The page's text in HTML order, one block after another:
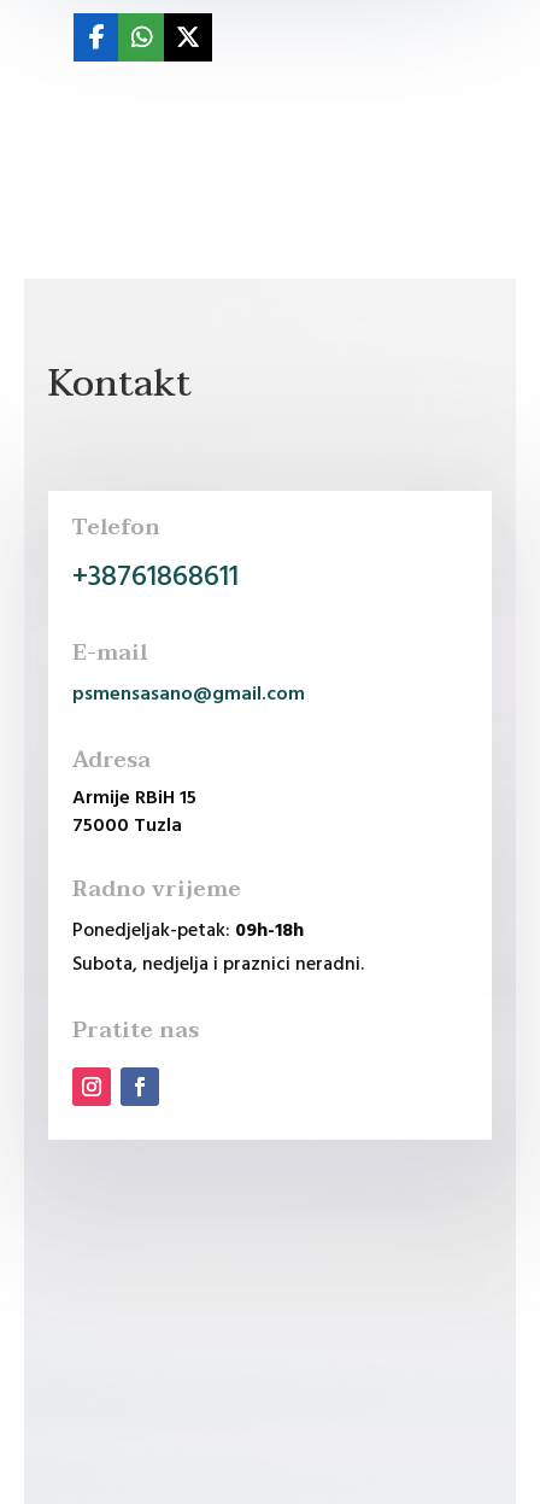
Kontakt
Telefon
+38761868611
E-mail
psmensasano@gmail.com
Adresa
Armije RBiH 15
75000 Tuzla
Radno vrijeme
Ponedjeljak-petak: 09h-18h
Subota, nedjelja i praznici neradni.
Pratite nas